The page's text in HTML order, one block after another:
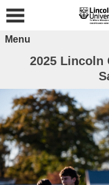
Menu
2025 Lincoln